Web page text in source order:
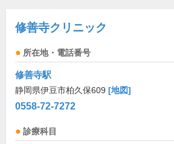
修善寺クリニック
所在地・電話番号
修善寺駅
静岡県伊豆市柏久保609 [地図]
0558-72-7272
診療科目